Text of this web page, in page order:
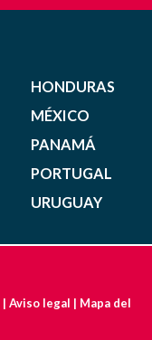
HONDURAS
MÉXICO
PANAMÁ
PORTUGAL
URUGUAY
| Aviso legal | Mapa del